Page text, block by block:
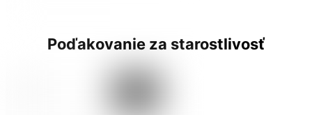
Poďakovanie za starostlivosť